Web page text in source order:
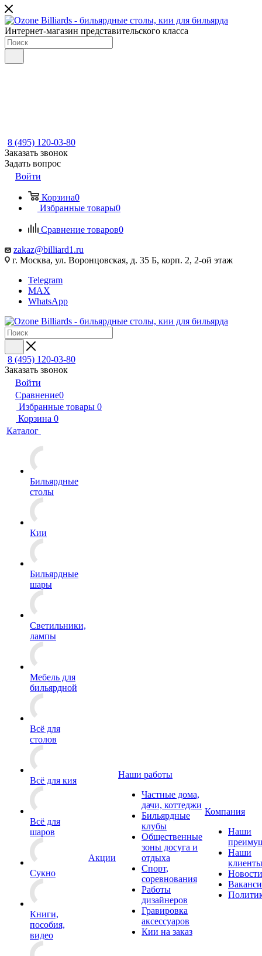
Интернет-магазин представительского класса
8 (495) 120-03-80
Заказать звонок
Задать вопрос
Войти
Корзина0
Избранные товары0
Сравнение товаров0
zakaz@billiard1.ru
г. Москва, ул. Воронцовская, д. 35 Б, корп. 2, 2-ой этаж
Telegram
MAX
WhatsApp
8 (495) 120-03-80
Заказать звонок
Войти
Сравнение0
Избранные товары 0
Корзина 0
Каталог
Бильярдные
столы
Кии
Бильярдные
шары
Светильники,
лампы
Мебель для
бильярдной
Всё для
столов
Всё для кия
Всё для
шаров
Сукно
Книги,
пособия,
видео
Акции
Наши работы
Частные дома,
дачи, коттеджи
Бильярдные
клубы
Общественные
зоны досуга и
отдыха
Спорт,
соревнования
Работы
дизайнеров
Гравировка
аксессуаров
Кии на заказ
Компания
Наши
Наши
клиенты
Новости